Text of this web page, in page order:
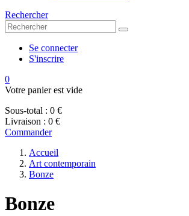
Rechercher
Se connecter
S'inscrire
0
Votre panier est vide
Sous-total : 0 €
Livraison : 0 €
Commander
Accueil
Art contemporain
Bonze
Bonze